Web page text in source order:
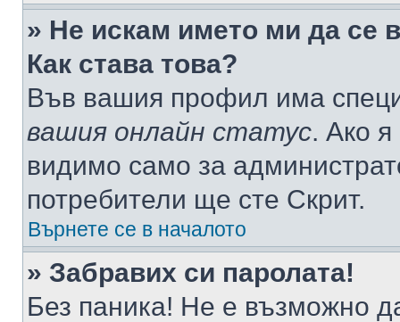
» Не искам името ми да се
Как става това?
Във вашия профил има
вашия онлайн статус. Ако
видимо само за
потребители ще сте Скрит.
Върнете се в началото
» Забравих си паролата!
Без паника! Не е възможно